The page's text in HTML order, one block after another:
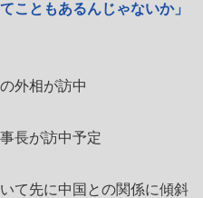
こともあるんじゃないか」
外相が訪中
長が訪中予定
て先に中国との関係に傾斜